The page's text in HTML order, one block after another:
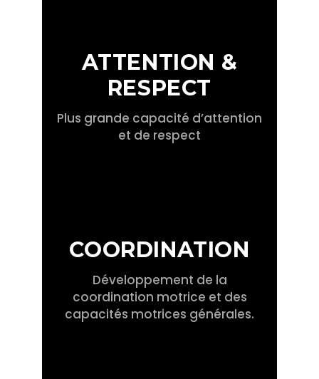
ATTENTION &
RESPECT
Plus grande capacité d’attention
et de respect
COORDINATION
Développement de la
coordination motrice et des
capacités motrices générales.